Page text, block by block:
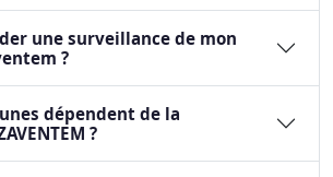
une surveillance de mon
?
dépendent de la
?